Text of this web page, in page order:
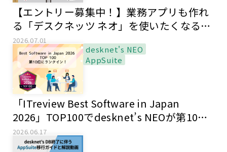
【エントリー募集中！】業務アプリも作れ
る「デスクネッツ ネオ」を使いたくなる
CM
2026.07.01
desknet's NEO
AppSuite
「ITreview Best Software in Japan
2026」TOP100でdesknet’s NEOが第10位
にランクインしました！【レビュー投稿キ
ャンペーン開催中】
2026.06.17